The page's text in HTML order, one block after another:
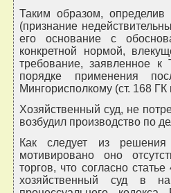
Таким образом,
(признание
его основание с
конкретной нормой,
требование, заявленное
порядке применения
Мингорисполкому (ст. 168
Хозяйственный суд, не
возбудил производство по
Как следует из решения
мотивировано оно
торгов, что согласно
хозяйственный суд в